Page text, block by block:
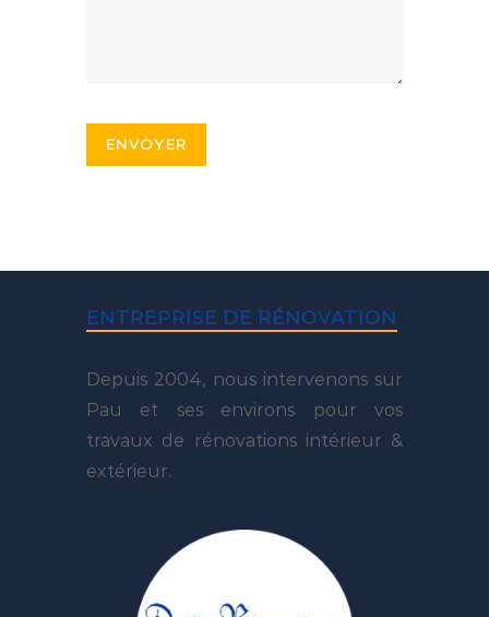
ENTREPRISE DE RÉNOVATION
Depuis 2004, nous intervenons sur
Pau et ses environs pour vos
travaux de rénovations intérieur &
extérieur.